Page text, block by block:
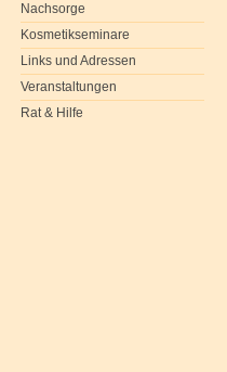
Nachsorge
Kosmetikseminare
Links und Adressen
Veranstaltungen
Rat & Hilfe